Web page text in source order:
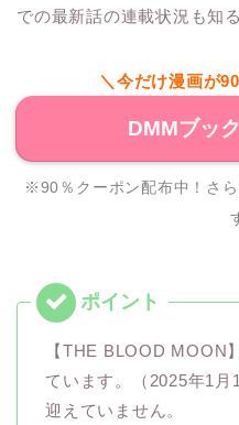
での最新話の連載状況も知
＼今だけ漫画が
DMMブッ
※90％クーポン配布中！さ
【THE BLOOD MOON
ています。（2025年1
迎えていません。